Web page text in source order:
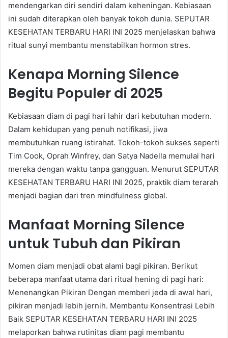
mendengarkan diri sendiri dalam keheningan. Kebiasaan
ini sudah diterapkan oleh banyak tokoh dunia. SEPUTAR
KESEHATAN TERBARU HARI INI 2025 menjelaskan bahwa
ritual sunyi membantu menstabilkan hormon stres.
Kenapa Morning Silence
Begitu Populer di 2025
Kebiasaan diam di pagi hari lahir dari kebutuhan modern.
Dalam kehidupan yang penuh notifikasi, jiwa
membutuhkan ruang istirahat. Tokoh-tokoh sukses seperti
Tim Cook, Oprah Winfrey, dan Satya Nadella memulai hari
mereka dengan waktu tanpa gangguan. Menurut SEPUTAR
KESEHATAN TERBARU HARI INI 2025, praktik diam terarah
menjadi bagian dari tren mindfulness global.
Manfaat Morning Silence
untuk Tubuh dan Pikiran
Momen diam menjadi obat alami bagi pikiran. Berikut
beberapa manfaat utama dari ritual hening di pagi hari:
Menenangkan Pikiran Dengan memberi jeda di awal hari,
pikiran menjadi lebih jernih. Membantu Konsentrasi Lebih
Baik SEPUTAR KESEHATAN TERBARU HARI INI 2025
melaporkan bahwa rutinitas diam pagi membantu